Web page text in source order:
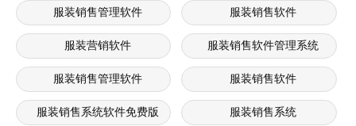
服装销售管理软件 服装销售软件
服装营销软件 服装销售软件管理系统
服装销售管理软件 服装销售软件
服装销售系统软件免费版 服装销售系统